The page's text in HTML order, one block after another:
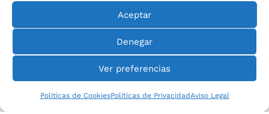
Aceptar
Denegar
Ver preferencias
Políticas de CookiesPolíticas de PrivacidadAviso Legal
servicios